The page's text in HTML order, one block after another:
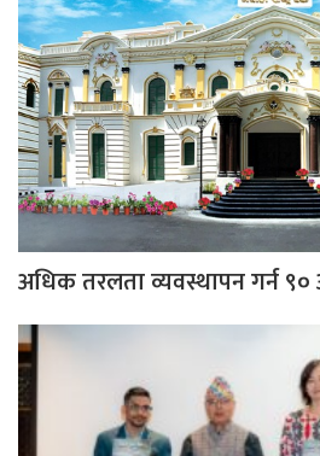
अधिक तरलता व्यवस्थापन गर्न ९०